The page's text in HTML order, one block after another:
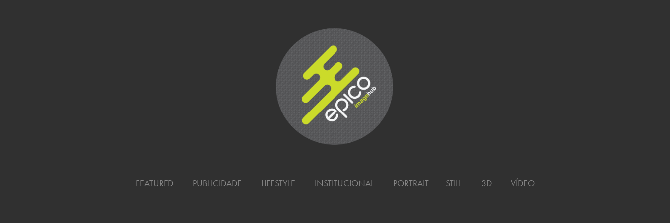
FEATURED PUBLICIDADE LIFESTYLE INSTITUCIONAL PORTRAIT STILL 3D VÍDEO